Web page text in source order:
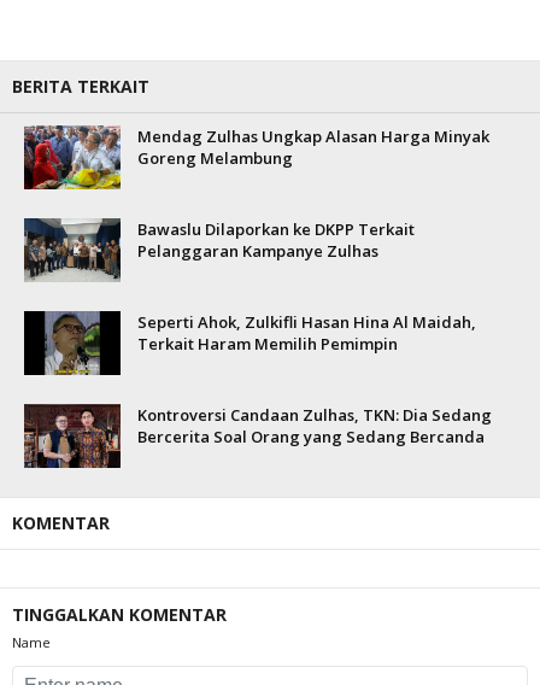
BERITA TERKAIT
Mendag Zulhas Ungkap Alasan Harga Minyak
Goreng Melambung
Bawaslu Dilaporkan ke DKPP Terkait
Pelanggaran Kampanye Zulhas
Seperti Ahok, Zulkifli Hasan Hina Al Maidah,
Terkait Haram Memilih Pemimpin
Kontroversi Candaan Zulhas, TKN: Dia Sedang
Bercerita Soal Orang yang Sedang Bercanda
KOMENTAR
TINGGALKAN KOMENTAR
Name